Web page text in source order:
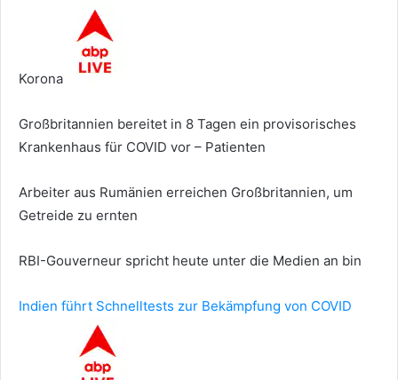
Korona
Großbritannien bereitet in 8 Tagen ein provisorisches
Krankenhaus für COVID vor – Patienten
Arbeiter aus Rumänien erreichen Großbritannien, um
Getreide zu ernten
RBI-Gouverneur spricht heute unter die Medien an bin
Indien führt Schnelltests zur Bekämpfung von COVID